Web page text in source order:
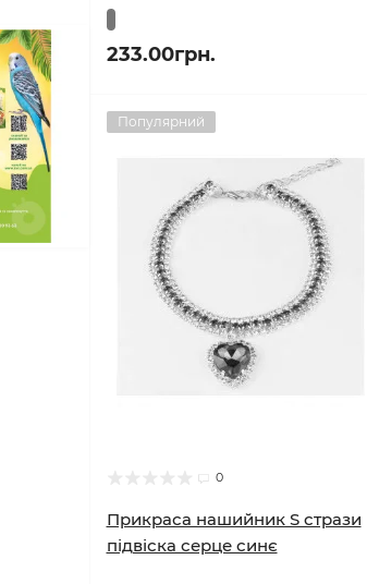
233.00грн.
Популярний
0
Прикраса нашийник S стрази
підвіска серце синє